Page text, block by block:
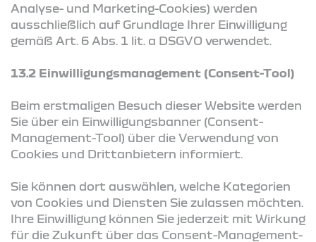
Analyse- und Marketing-Cookies) werden
ausschließlich auf Grundlage Ihrer Einwilligung
gemäß Art. 6 Abs. 1 lit. a DSGVO verwendet.
13.2 Einwilligungsmanagement (Consent-Tool)
Beim erstmaligen Besuch dieser Website werden
Sie über ein Einwilligungsbanner (Consent-
Management-Tool) über die Verwendung von
Cookies und Drittanbietern informiert.
Sie können dort auswählen, welche Kategorien
von Cookies und Diensten Sie zulassen möchten.
Ihre Einwilligung können Sie jederzeit mit Wirkung
für die Zukunft über das Consent-Management-